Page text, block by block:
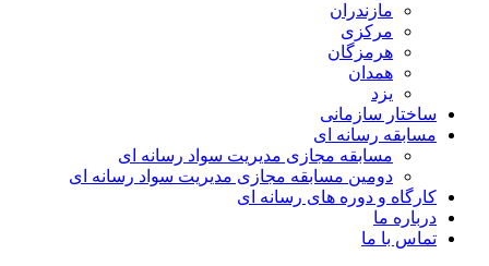
مازندران
مرکزی
هرمزگان
همدان
یزد
ساختار سازمانی
مسابقه رسانه ای
مسابقه مجازی مدیریت سواد رسانه ای
دومین مسابقه مجازی مدیریت سواد رسانه ای
کارگاه و دوره های رسانه ای
درباره ما
تماس با ما